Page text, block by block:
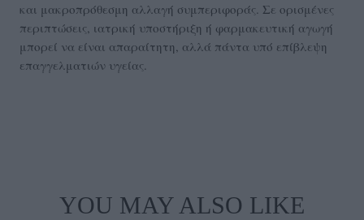
και μακροπρόθεσμη αλλαγή συμπεριφοράς. Σε ορισμένες
περιπτώσεις, ιατρική υποστήριξη ή φαρμακευτική αγωγή
μπορεί να είναι απαραίτητη, αλλά πάντα υπό επίβλεψη
επαγγελματιών υγείας.
YOU MAY ALSO LIKE